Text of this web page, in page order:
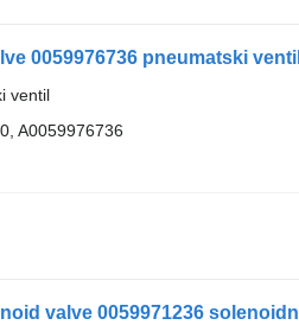
ventil
A0059976736